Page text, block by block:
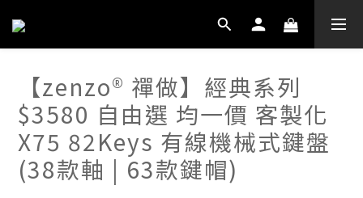
【zenzo® 禪做】經典系列
$3580 自由選 均一價 客製化
X75 82Keys 有線機械式鍵盤
(38款軸 | 63款鍵帽)